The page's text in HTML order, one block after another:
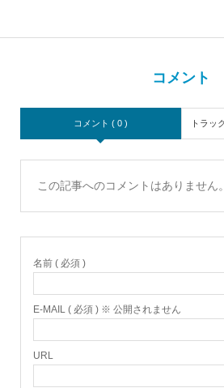
コメント
コメント ( 0 ) トラッ
この記事へのコメントはありません。
名前 ( 必須 )
E-MAIL ( 必須 ) ※ 公開されません
URL